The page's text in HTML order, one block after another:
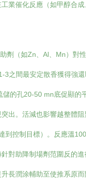
業催化反應（如甲醇合
劑（如Zn、Al、Mn）
之間最安定散香獲得強
儲的孔20-50 mn底促顯
出。活減也影響越整體
到控制目標）。反應溫
對助降制場劑范圍反的
長潤涂輔助至使推系